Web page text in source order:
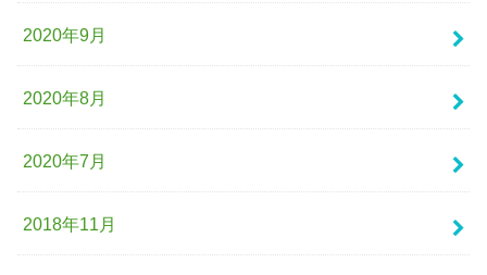
2020年9月
2020年8月
2020年7月
2018年11月